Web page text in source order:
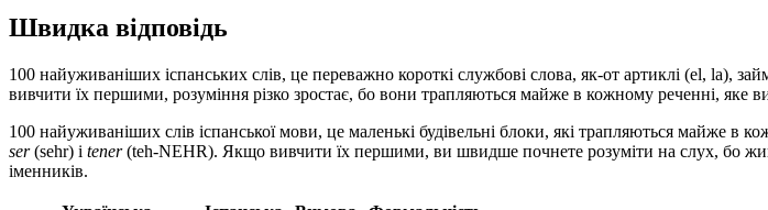
Швидка відповідь
100 найуживаніших іспанських слів, це переважно короткі службові слова, як-от артиклі (el, la),
вивчити їх першими, розуміння різко зростає, бо вони трапляються майже в кожному реченні, яке
100 найуживаніших слів іспанської мови, це маленькі будівельні блоки, які трапляються майже в
ser(sehr) і tener(teh-NEHR). Якщо вивчити їх першими, ви швидше почнете розуміти на слух, бо
іменників.